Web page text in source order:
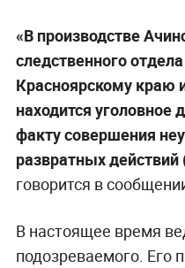
«В производстве
следственного
Красноярскому краю
находится уголовное
факту совершения
развратных
говорится в
В настоящее время
подозреваемого. Его